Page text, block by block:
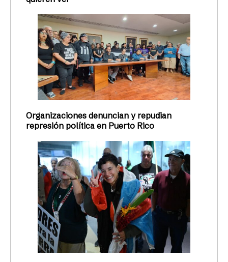
Organizaciones denuncian y repudian
represión política en Puerto Rico